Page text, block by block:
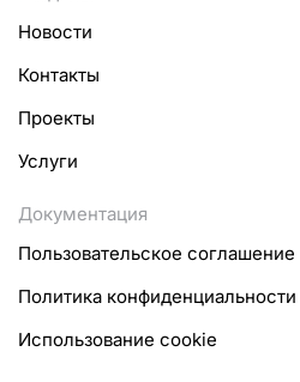
Новости
Контакты
Проекты
Услуги
Документация
Пользовательское соглашение
Политика конфиденциальности
Использование cookie